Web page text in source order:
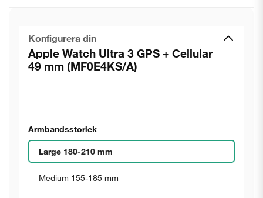
Konfigurera din
Apple Watch Ultra 3 GPS + Cellular
49 mm (MF0E4KS/A)
Armbandsstorlek
Large 180-210 mm
Medium 155-185 mm